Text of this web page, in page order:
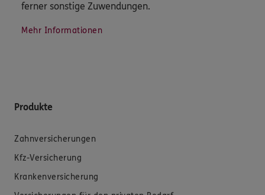
ferner sonstige Zuwendungen.
Mehr Informationen
Produkte
Zahnversicherungen
Kfz-Versicherung
Krankenversicherung